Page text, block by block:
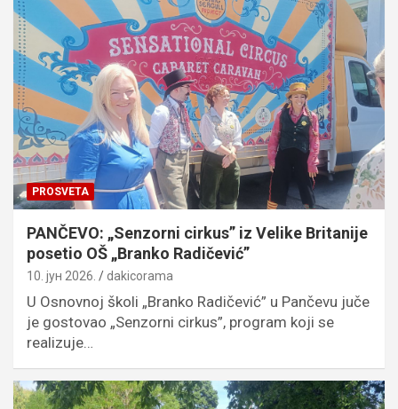
PROSVETA
PANČEVO: „Senzorni cirkus” iz Velike Britanije
posetio OŠ „Branko Radičević”
10. јун 2026. dakicorama
U Osnovnoj školi „Branko Radičević” u Pančevu juče
je gostovao „Senzorni cirkus”, program koji se
realizuje…